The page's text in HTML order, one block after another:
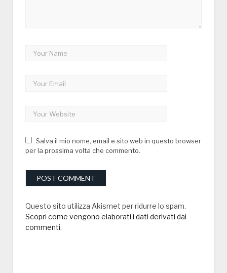
Salva il mio nome, email e sito web in questo browser
per la prossima volta che commento.
Questo sito utilizza Akismet per ridurre lo spam.
Scopri come vengono elaborati i dati derivati dai
commenti.